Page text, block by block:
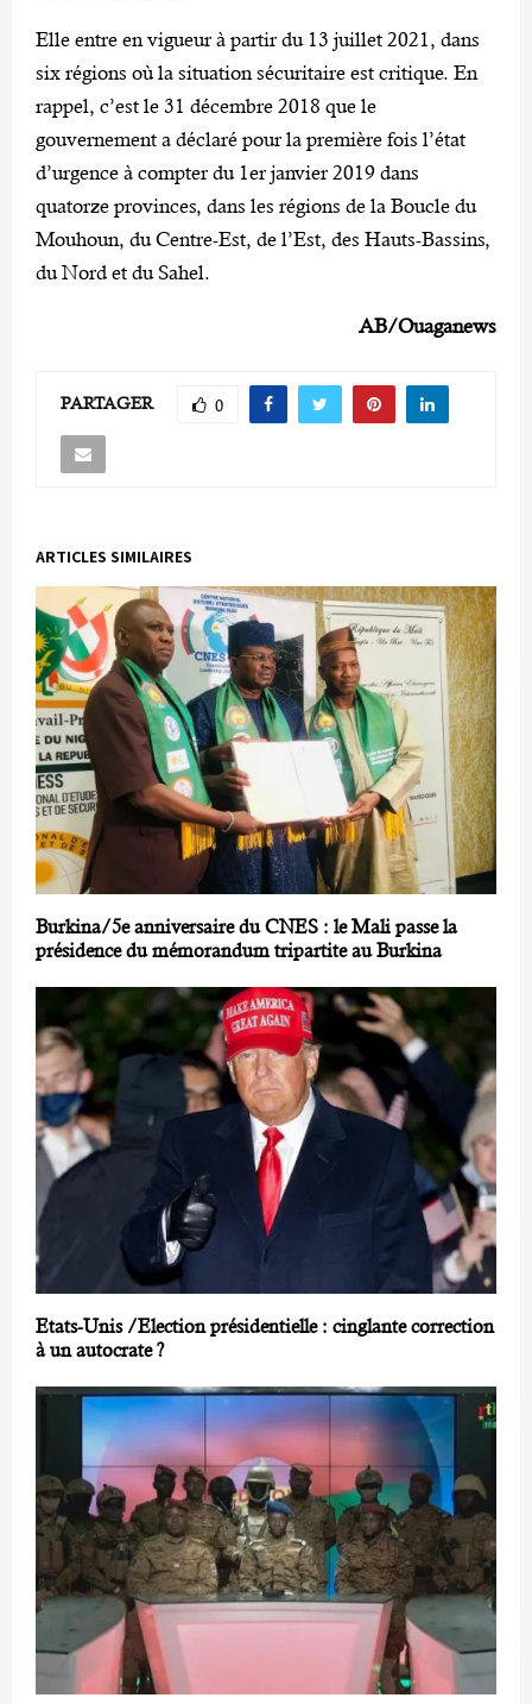
Elle entre en vigueur à partir du 13 juillet 2021, dans
six régions où la situation sécuritaire est critique. En
rappel, c’est le 31 décembre 2018 que le
gouvernement a déclaré pour la première fois l’état
d’urgence à compter du 1er janvier 2019 dans
quatorze provinces, dans les régions de la Boucle du
Mouhoun, du Centre-Est, de l’Est, des Hauts-Bassins,
du Nord et du Sahel.
AB/Ouaganews
PARTAGER 0
ARTICLES SIMILAIRES
Burkina/5e anniversaire du CNES : le Mali passe la
présidence du mémorandum tripartite au Burkina
Etats-Unis /Election présidentielle : cinglante correction
à un autocrate ?